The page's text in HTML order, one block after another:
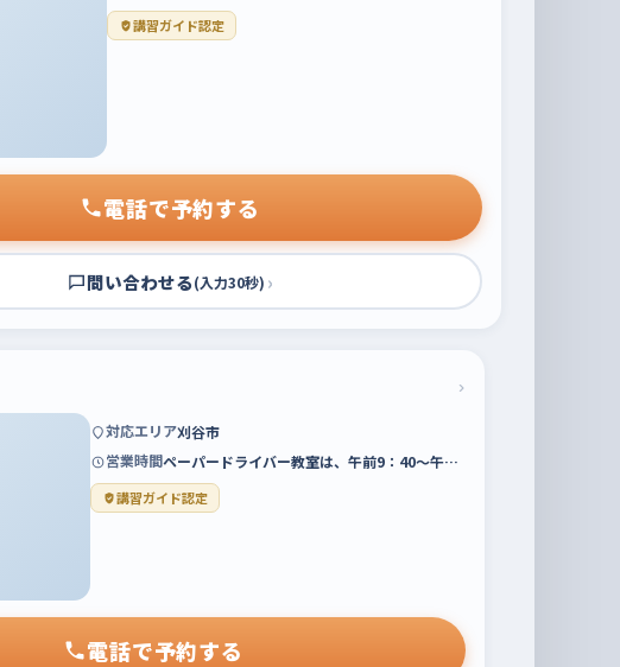
講習ガイド認定
電話で予約する
問い合わせる(入力30秒) ›
›
対応エリア刈谷市
営業時間ペーパードライバー教室は、午前9：40～午…
講習ガイド認定
電話で予約する